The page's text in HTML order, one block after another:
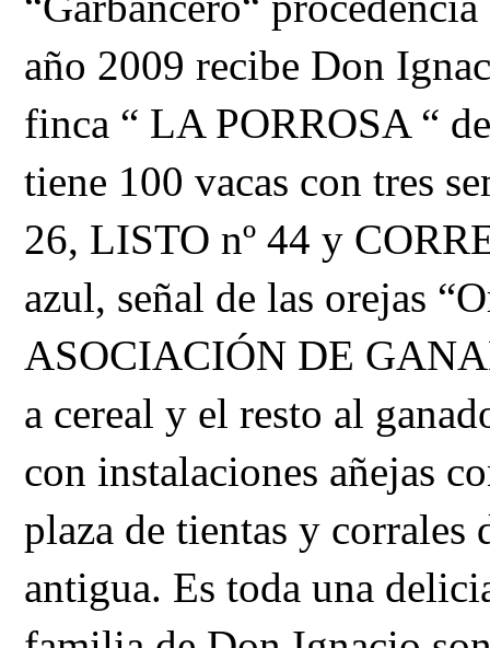
año 2009 recibe Don
finca “ LA PORROSA “
tiene 100 vacas con tres
26, LISTO nº 44 y
azul, señal de las orejas
ASOCIACIÓN DE
a cereal y el resto al
con instalaciones añejas
plaza de tientas y corrales
antigua. Es toda una